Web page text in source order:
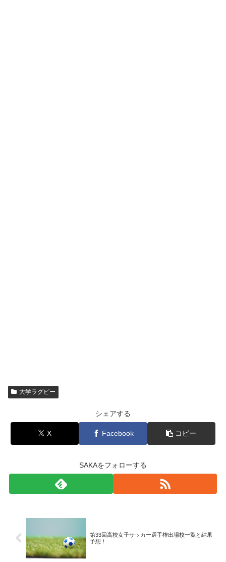
大学ラグビー
シェアする
X Facebook コピー
SAKAをフォローする
第33回高校女子サッカー選手権出場校一覧と結果
予想！